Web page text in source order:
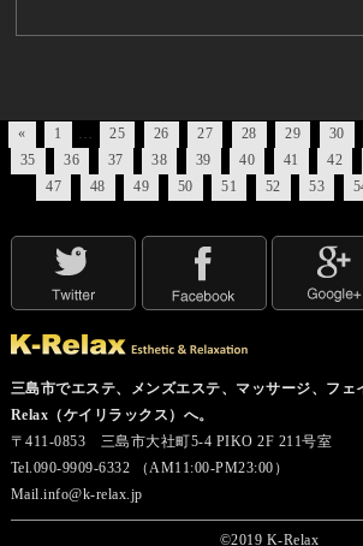
« 1 … 25 26 27 28 29 30
35
36 37 38 39 40 41 42
47
48 49 50 51 52 53
三島市でエステ、メンズエステ、マッサージ、フ
Relax（ケイリラックス）へ。
〒411-0853 三島市大社町5-4 PIKO 2F 211号室
Tel.090-9909-6332 （AM11:00-PM23:00）
Mail.info@k-relax.jp
©2019 K-Relax